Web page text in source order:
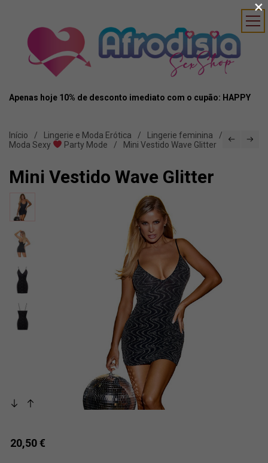
Apenas hoje 10% de desconto imediato com o cupão: HAPPY
Início Lingerie e Moda Erótica
Lingerie feminina
Moda Sexy
Party Mode Mini Vestido Wave Glitter
Mini Vestido Wave Glitter
20,50€
×